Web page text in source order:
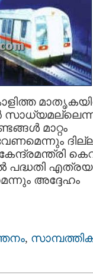
മാറ്റം
പദ്ധതി
അദ്ദേഹം
,